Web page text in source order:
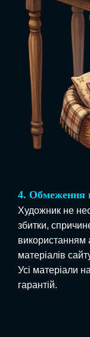
4. Обмеження
Художник не
збитки,
використанням
матеріалів
Усі матеріали
гарантій.